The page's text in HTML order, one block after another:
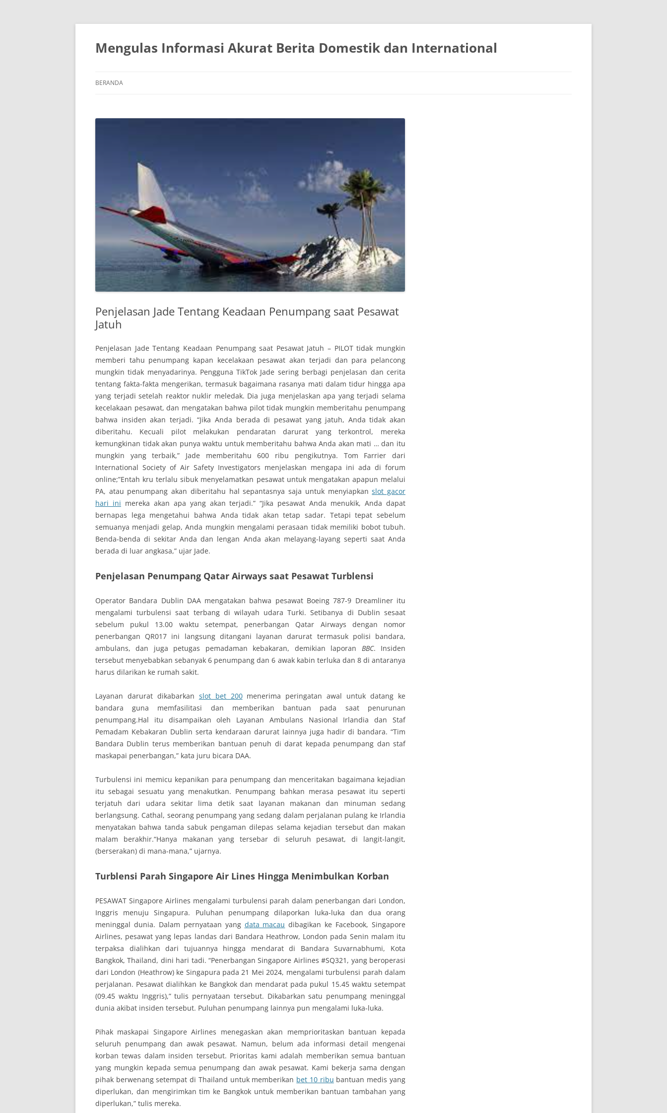
Mengulas Informasi Akurat Berita Domestik dan International
BERANDA
Penjelasan Jade Tentang Keadaan Penumpang saat Pesawat
Jatuh
Penjelasan Jade Tentang Keadaan Penumpang saat Pesawat Jatuh – PILOT tidak mungkin
memberi tahu penumpang kapan kecelakaan pesawat akan terjadi dan para pelancong
mungkin tidak menyadarinya. Pengguna TikTok Jade sering berbagi penjelasan dan cerita
tentang fakta-fakta mengerikan, termasuk bagaimana rasanya mati dalam tidur hingga apa
yang terjadi setelah reaktor nuklir meledak. Dia juga menjelaskan apa yang terjadi selama
kecelakaan pesawat, dan mengatakan bahwa pilot tidak mungkin memberitahu penumpang
bahwa insiden akan terjadi. “Jika Anda berada di pesawat yang jatuh, Anda tidak akan
diberitahu. Kecuali pilot melakukan pendaratan darurat yang terkontrol, mereka
kemungkinan tidak akan punya waktu untuk memberitahu bahwa Anda akan mati … dan itu
mungkin yang terbaik,” Jade memberitahu 600 ribu pengikutnya. Tom Farrier dari
International Society of Air Safety Investigators menjelaskan mengapa ini ada di forum
online;”Entah kru terlalu sibuk menyelamatkan pesawat untuk mengatakan apapun melalui
PA, atau penumpang akan diberitahu hal sepantasnya saja untuk menyiapkanslot gacor
hari ini mereka akan apa yang akan terjadi.” “Jika pesawat Anda menukik, Anda dapat
bernapas lega mengetahui bahwa Anda tidak akan tetap sadar. Tetapi tepat sebelum
semuanya menjadi gelap, Anda mungkin mengalami perasaan tidak memiliki bobot tubuh.
Benda-benda di sekitar Anda dan lengan Anda akan melayang-layang seperti saat Anda
berada di luar angkasa,” ujar Jade.
Penjelasan Penumpang Qatar Airways saat Pesawat Turblensi
Operator Bandara Dublin DAA mengatakan bahwa pesawat Boeing 787-9 Dreamliner itu
mengalami turbulensi saat terbang di wilayah udara Turki. Setibanya di Dublin sesaat
sebelum pukul 13.00 waktu setempat, penerbangan Qatar Airways dengan nomor
penerbangan QR017 ini langsung ditangani layanan darurat termasuk polisi bandara,
ambulans, dan juga petugas pemadaman kebakaran, demikian laporan BBC. Insiden
tersebut menyebabkan sebanyak 6 penumpang dan 6 awak kabin terluka dan 8 di antaranya
harus dilarikan ke rumah sakit.
Layanan darurat dikabarkan slot bet 200menerima peringatan awal untuk datang ke
bandara guna memfasilitasi dan memberikan bantuan pada saat penurunan
penumpang.Hal itu disampaikan oleh Layanan Ambulans Nasional Irlandia dan Staf
Pemadam Kebakaran Dublin serta kendaraan darurat lainnya juga hadir di bandara. “Tim
Bandara Dublin terus memberikan bantuan penuh di darat kepada penumpang dan staf
maskapai penerbangan,” kata juru bicara DAA.
Turbulensi ini memicu kepanikan para penumpang dan menceritakan bagaimana kejadian
itu sebagai sesuatu yang menakutkan. Penumpang bahkan merasa pesawat itu seperti
terjatuh dari udara sekitar lima detik saat layanan makanan dan minuman sedang
berlangsung. Cathal, seorang penumpang yang sedang dalam perjalanan pulang ke Irlandia
menyatakan bahwa tanda sabuk pengaman dilepas selama kejadian tersebut dan makan
malam berakhir.“Hanya makanan yang tersebar di seluruh pesawat, di langit-langit,
(berserakan) di mana-mana,” ujarnya.
Turblensi Parah Singapore Air Lines Hingga Menimbulkan Korban
PESAWAT Singapore Airlines mengalami turbulensi parah dalam penerbangan dari London,
Inggris menuju Singapura. Puluhan penumpang dilaporkan luka-luka dan dua orang
meninggal dunia. Dalam pernyataan yang data macau dibagikan ke Facebook, Singapore
Airlines, pesawat yang lepas landas dari Bandara Heathrow, London pada Senin malam itu
terpaksa dialihkan dari tujuannya hingga mendarat di Bandara Suvarnabhumi, Kota
Bangkok, Thailand, dini hari tadi. “Penerbangan Singapore Airlines #SQ321, yang beroperasi
dari London (Heathrow) ke Singapura pada 21 Mei 2024, mengalami turbulensi parah dalam
perjalanan. Pesawat dialihkan ke Bangkok dan mendarat pada pukul 15.45 waktu setempat
(09.45 waktu Inggris),” tulis pernyataan tersebut. Dikabarkan satu penumpang meninggal
dunia akibat insiden tersebut. Puluhan penumpang lainnya pun mengalami luka-luka.
Pihak maskapai Singapore Airlines menegaskan akan memprioritaskan bantuan kepada
seluruh penumpang dan awak pesawat. Namun, belum ada informasi detail mengenai
korban tewas dalam insiden tersebut. Prioritas kami adalah memberikan semua bantuan
yang mungkin kepada semua penumpang dan awak pesawat. Kami bekerja sama dengan
pihak berwenang setempat di Thailand untuk memberikan bet 10 ribu bantuan medis yang
diperlukan, dan mengirimkan tim ke Bangkok untuk memberikan bantuan tambahan yang
diperlukan,” tulis mereka.